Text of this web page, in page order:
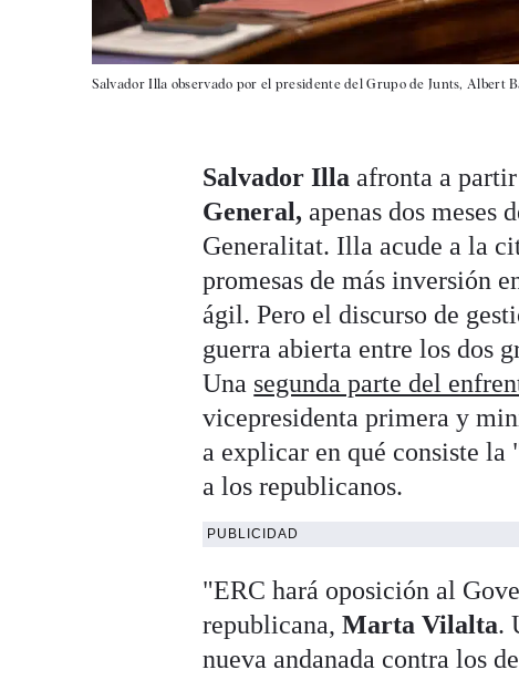
Salvador Illa observado por el presidente del Grupo de Junts, Albert
Salvador Illa afronta a
General, apenas dos meses
Generalitat. Illa acude a la
promesas de más inversión
ágil. Pero el discurso de
guerra abierta entre los dos
Una segunda parte del
vicepresidenta primera y
a explicar en qué consiste
a los republicanos.
PUBLICIDAD
"ERC hará oposición al
republicana,Marta Vilalta.
nueva andanada contra los